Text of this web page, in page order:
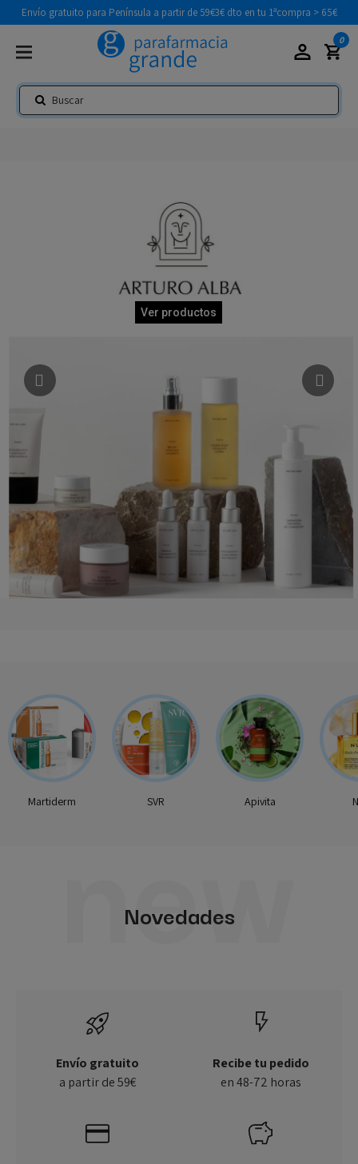
Envío gratuito para Península a partir de 59€3€ dto en tu 1ªcompra > 65€
0
Ver productos
Martiderm SVR Apivita
new
Novedades
Envío gratuito
a partir de 59€
Recibe tu pedido
en 48-72 horas